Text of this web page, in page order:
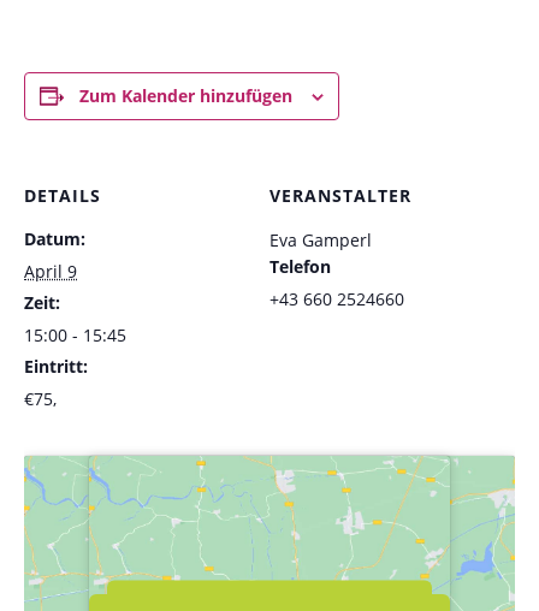
Zum Kalender hinzufügen
DETAILS
Datum:
April 9
Zeit:
15:00 - 15:45
Eintritt:
€75,
VERANSTALTER
Eva Gamperl
Telefon
+43 660 2524660